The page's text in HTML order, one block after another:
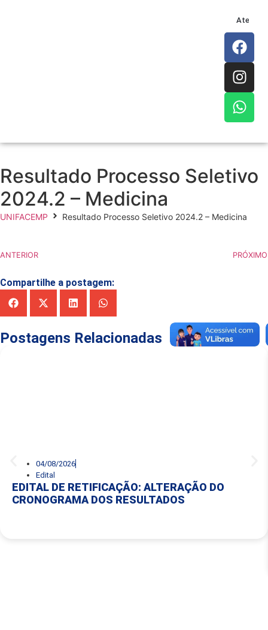
Resultado Processo Seletivo
2024.2 – Medicina
UNIFACEMP Resultado Processo Seletivo 2024.2 – Medicina
ANTERIOR PRÓXIMO
Compartilhe a postagem:
Postagens Relacionadas
04/08/2026
Edital
EDITAL DE RETIFICAÇÃO: ALTERAÇÃO DO
CRONOGRAMA DOS RESULTADOS